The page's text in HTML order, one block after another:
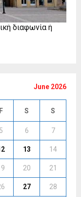
διαφωνία ή
June 2026
F S S
5 6 7
13 14
20 21
27 28